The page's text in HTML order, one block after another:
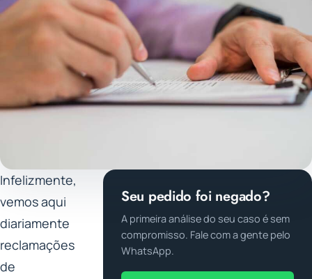
Atualizado em 04 de abril de 2023
1 min de leitura
Infelizmente,
vemos aqui
diariamente
reclamações
de
Seu pedido foi negado?
A primeira análise do seu caso é sem
compromisso. Fale com a gente pelo
WhatsApp.